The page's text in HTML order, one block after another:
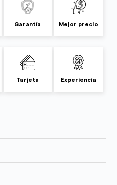
Garantía Mejor precio
Tarjeta Experiencia